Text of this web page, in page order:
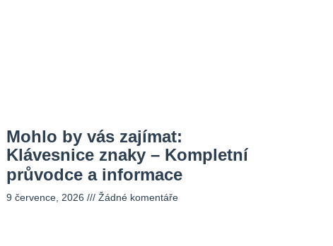
Mohlo by vás zajímat:
Klávesnice znaky – Kompletní
průvodce a informace
9 července, 2026 Žádné komentáře